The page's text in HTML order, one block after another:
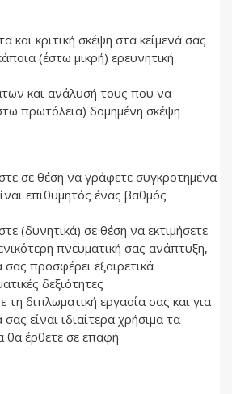
και κριτική σκέψη στα κείμενά σας
(έστω μικρή) ερευνητική
και ανάλυσή τους που να
πρωτόλεια) δομημένη σκέψη
σε θέση να γράφετε συγκροτημένα
επιθυμητός ένας βαθμός
(δυνητικά) σε θέση να εκτιμήσετε
πνευματική σας ανάπτυξη,
προσφέρει εξαιρετικά
δεξιότητες
τη διπλωματική εργασία σας και για
είναι ιδιαίτερα χρήσιμα τα
θα έρθετε σε επαφή